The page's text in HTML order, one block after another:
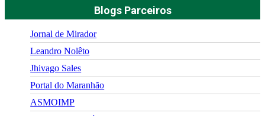
Blogs Parceiros
Jornal de Mirador
Leandro Nolêto
Jhivago Sales
Portal do Maranhão
ASMOIMP